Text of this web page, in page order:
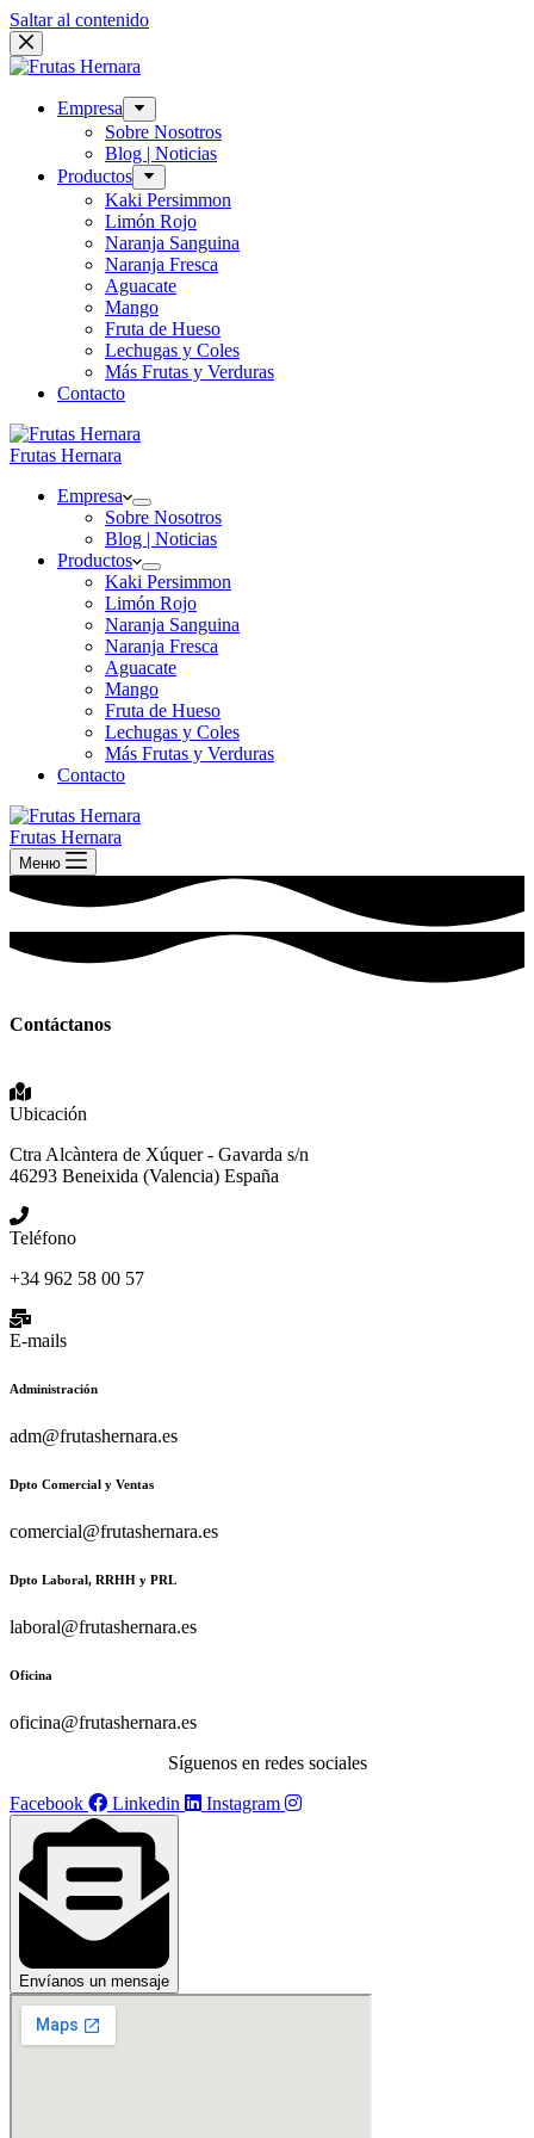
Saltar al contenido
Empresa
Sobre Nosotros
Blog | Noticias
Productos
Kaki Persimmon
Limón Rojo
Naranja Sanguina
Naranja Fresca
Aguacate
Mango
Fruta de Hueso
Lechugas y Coles
Más Frutas y Verduras
Contacto
Frutas Hernara
Empresa
Sobre Nosotros
Blog | Noticias
Productos
Kaki Persimmon
Limón Rojo
Naranja Sanguina
Naranja Fresca
Aguacate
Mango
Fruta de Hueso
Lechugas y Coles
Más Frutas y Verduras
Contacto
Frutas Hernara
Меню
Contáctanos
Ubicación
Ctra Alcàntera de Xúquer - Gavarda s/n
46293 Beneixida (Valencia) España
Teléfono
+34 962 58 00 57
E-mails
Administración
adm@frutashernara.es
Dpto Comercial y Ventas
comercial@frutashernara.es
Dpto Laboral, RRHH y PRL
laboral@frutashernara.es
Oficina
oficina@frutashernara.es
Síguenos en redes sociales
Facebook
Linkedin Instagram
Envíanos un mensaje